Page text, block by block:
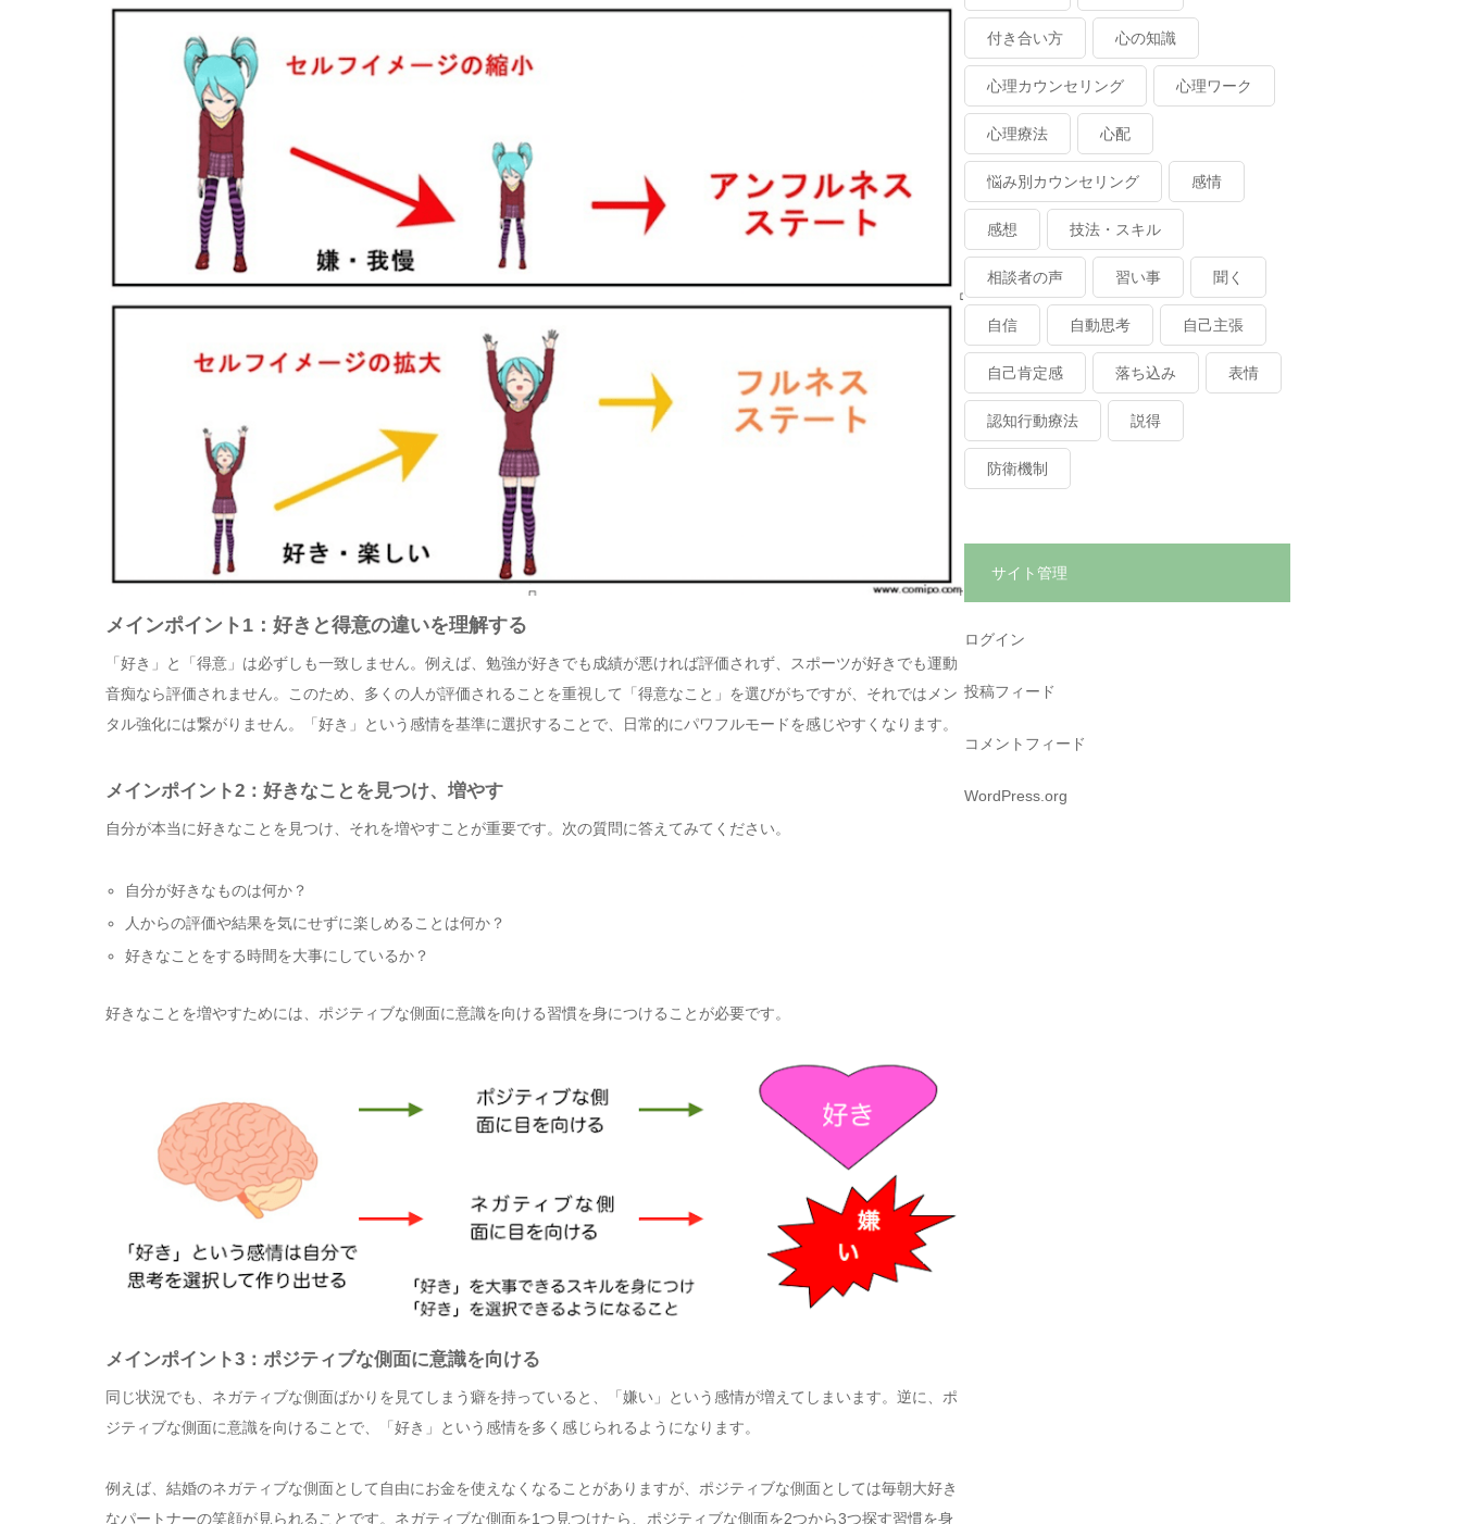
メインポイント1：好きと得意の違いを理解する
「好き」と「得意」は必ずしも一致しません。例えば、勉強が好きでも成績が悪ければ評価されず、スポーツが好きでも運動
音痴なら評価されません。このため、多くの人が評価されることを重視して「得意なこと」を選びがちですが、それではメン
タル強化には繋がりません。「好き」という感情を基準に選択することで、日常的にパワフルモードを感じやすくなります。
メインポイント2：好きなことを見つけ、増やす
自分が本当に好きなことを見つけ、それを増やすことが重要です。次の質問に答えてみてください。
自分が好きなものは何か？
人からの評価や結果を気にせずに楽しめることは何か？
好きなことをする時間を大事にしているか？
好きなことを増やすためには、ポジティブな側面に意識を向ける習慣を身につけることが必要です。
メインポイント3：ポジティブな側面に意識を向ける
同じ状況でも、ネガティブな側面ばかりを見てしまう癖を持っていると、「嫌い」という感情が増えてしまいます。逆に、ポ
ジティブな側面に意識を向けることで、「好き」という感情を多く感じられるようになります。
例えば、結婚のネガティブな側面として自由にお金を使えなくなることがありますが、ポジティブな側面としては毎朝大好き
なパートナーの笑顔が見られることです。ネガティブな側面を1つ見つけたら、ポジティブな側面を2つから3つ探す習慣を身
付き合い方 心の知識
心理カウンセリング 心理ワーク
心理療法 心配
悩み別カウンセリング 感情
感想 技法・スキル
相談者の声 習い事 聞く
自信 自動思考 自己主張
自己肯定感 落ち込み 表情
認知行動療法 説得
防衛機制
サイト管理
ログイン
投稿フィード
コメントフィード
WordPress.org